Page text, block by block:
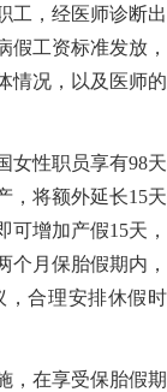
工，经医师诊断出
假工资标准发放，
情况，以及医师的
女性职员享有98天
，将额外延长15天
增加产假15天，
个月保胎假期内，
，合理安排休假时
，在享受保胎假期